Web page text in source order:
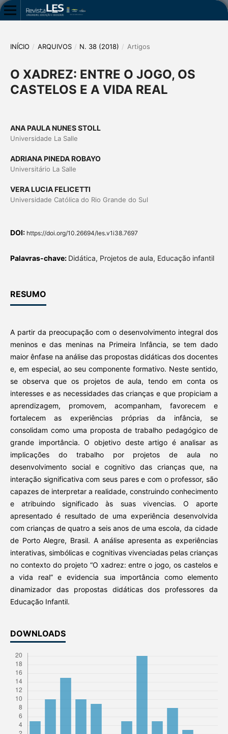
INÍCIO / ARQUIVOS / N. 38 (2018) / Artigos
O XADREZ: ENTRE O JOGO, OS
CASTELOS E A VIDA REAL
ANA PAULA NUNES STOLL
Universidade La Salle
ADRIANA PINEDA ROBAYO
Universitário La Salle
VERA LUCIA FELICETTI
Universidade Católica do Rio Grande do Sul
DOI: https://doi.org/10.26694/les.v1i38.7697
Palavras-chave: Didática, Projetos de aula, Educação infantil
RESUMO
A partir da preocupação com o desenvolvimento integral dos
meninos e das meninas na Primeira Infância, se tem dado
maior ênfase na análise das propostas didáticas dos docentes
e, em especial, ao seu componente formativo. Neste sentido,
se observa que os projetos de aula, tendo em conta os
interesses e as necessidades das crianças e que propiciam a
aprendizagem, promovem, acompanham, favorecem e
fortalecem as experiências próprias da infância, se
consolidam como uma proposta de trabalho pedagógico de
grande importância. O objetivo deste artigo é analisar as
implicações do trabalho por projetos de aula no
desenvolvimento social e cognitivo das crianças que, na
interação significativa com seus pares e com o professor, são
capazes de interpretar a realidade, construindo conhecimento
e atribuindo significado às suas vivencias. O aporte
apresentado é resultado de uma experiência desenvolvida
com crianças de quatro a seis anos de uma escola, da cidade
de Porto Alegre, Brasil. A análise apresenta as experiências
interativas, simbólicas e cognitivas vivenciadas pelas crianças
no contexto do projeto “O xadrez: entre o jogo, os castelos e
a vida real” e evidencia sua importância como elemento
dinamizador das propostas didáticas dos professores da
Educação Infantil.
DOWNLOADS